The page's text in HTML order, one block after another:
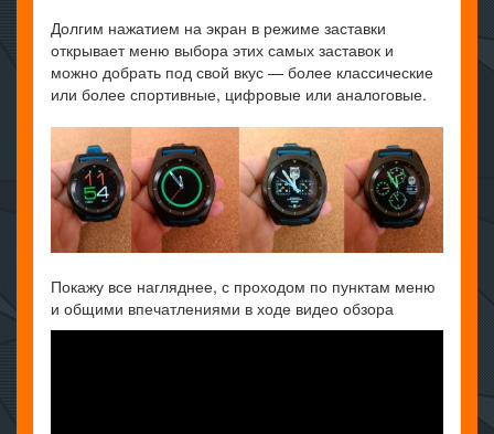
Долгим нажатием на экран в режиме заставки
открывает меню выбора этих самых заставок и
можно добрать под свой вкус — более классические
или более спортивные, цифровые или аналоговые.
Покажу все нагляднее, с проходом по пунктам меню
и общими впечатлениями в ходе видео обзора